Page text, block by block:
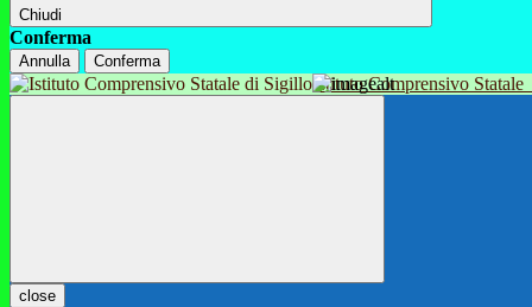
Chiudi
Conferma
Annulla Conferma
Istituto Comprensivo Statale
close